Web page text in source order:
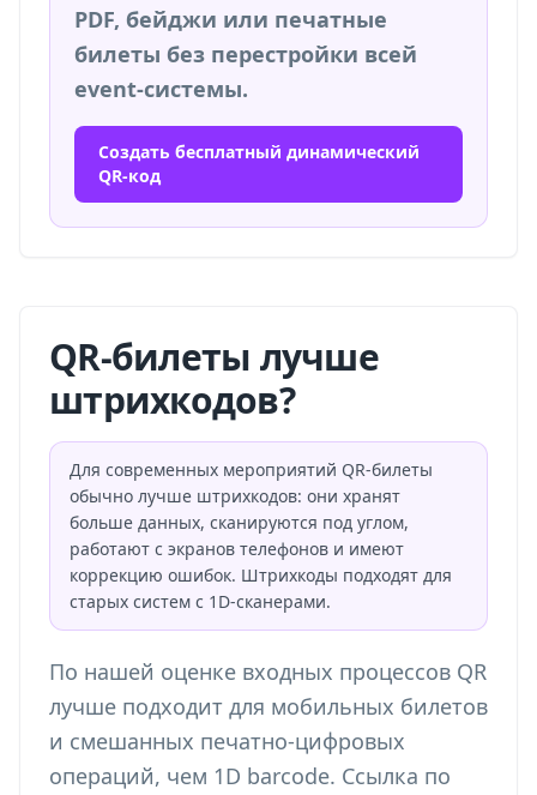
PDF, бейджи или печатные
билеты без перестройки всей
event-системы.
Создать бесплатный динамический
QR-код
QR-билеты лучше
штрихкодов?
Для современных мероприятий QR-билеты
обычно лучше штрихкодов: они хранят
больше данных, сканируются под углом,
работают с экранов телефонов и имеют
коррекцию ошибок. Штрихкоды подходят для
старых систем с 1D-сканерами.
По нашей оценке входных процессов QR
лучше подходит для мобильных билетов
и смешанных печатно-цифровых
операций, чем 1D barcode. Ссылка по